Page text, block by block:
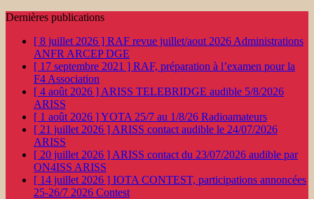
Dernières publications
[ 8 juillet 2026 ] RAF revue juillet/aout 2026 Administrations
ANFR ARCEP DGE
[ 17 septembre 2021 ] RAF, préparation à l’examen pour la
F4 Association
[ 4 août 2026 ] ARISS TELEBRIDGE audible 5/8/2026
ARISS
[ 1 août 2026 ]YOTA 25/7 au 1/8/26 Radioamateurs
[ 21 juillet 2026 ] ARISS contact audible le 24/07/2026
ARISS
[ 20 juillet 2026 ] ARISS contact du 23/07/2026 audible par
ON4ISS ARISS
[ 14 juillet 2026 ] IOTA CONTEST, participations annoncées
25-26/7 2026 Contest